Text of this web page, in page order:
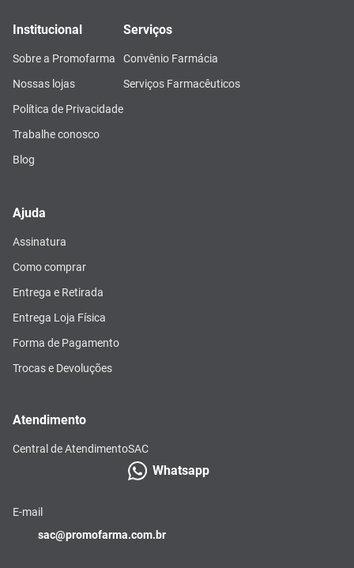
Institucional
Sobre a Promofarma
Nossas lojas
Política de Privacidade
Trabalhe conosco
Blog
Serviços
Convênio Farmácia
Serviços Farmacêuticos
Ajuda
Assinatura
Como comprar
Entrega e Retirada
Entrega Loja Física
Forma de Pagamento
Trocas e Devoluções
Atendimento
Central de AtendimentoSAC
Whatsapp
E-mail
sac@promofarma.com.br